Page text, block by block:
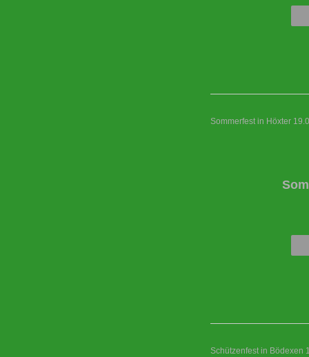
Sommerfest in Höxter
Schützenfest in Bödexen